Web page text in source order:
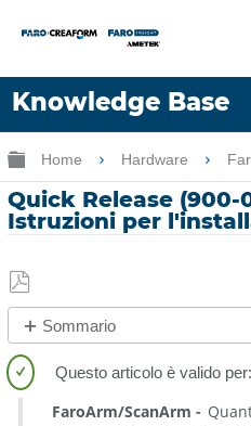
Knowledge Base
Lingua
Chiedere aiuto
Ingrandisci/riduci
Home Hardware
Quick Release (900-
Istruzioni per
Salva
come
PDF
Sommario
No
intestazioni
FaroArm/ScanArm